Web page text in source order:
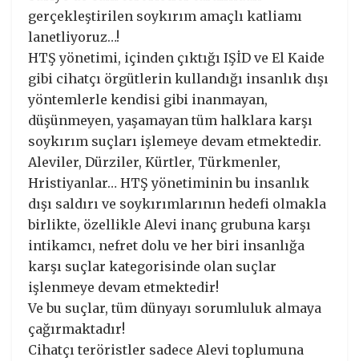
gerçekleştirilen soykırım amaçlı katliamı
lanetliyoruz…!
HTŞ yönetimi, içinden çıktığı IŞİD ve El Kaide
gibi cihatçı örgütlerin kullandığı insanlık dışı
yöntemlerle kendisi gibi inanmayan,
düşünmeyen, yaşamayan tüm halklara karşı
soykırım suçları işlemeye devam etmektedir.
Aleviler, Dürziler, Kürtler, Türkmenler,
Hristiyanlar… HTŞ yönetiminin bu insanlık
dışı saldırı ve soykırımlarının hedefi olmakla
birlikte, özellikle Alevi inanç grubuna karşı
intikamcı, nefret dolu ve her biri insanlığa
karşı suçlar kategorisinde olan suçlar
işlenmeye devam etmektedir!
Ve bu suçlar, tüm dünyayı sorumluluk almaya
çağırmaktadır!
Cihatçı teröristler sadece Alevi toplumuna